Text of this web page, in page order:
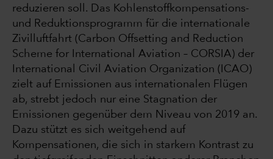
reduzieren soll. Das Kohlenstoffkompensations-
und Reduktionsprogramm für die internationale
Zivilluftfahrt (Carbon Offsetting and Reduction
Scheme for International Aviation – CORSIA) der
International Civil Aviation Organization (ICAO)
zielt auf Emissionen aus internationalen Flügen
ab, strebt jedoch nur eine Stagnation der
Emissionen gegenüber dem Niveau von 2019 an.
Dazu stützt es sich weitgehend auf
Kompensationen, die sich in starkem Kontrast zu